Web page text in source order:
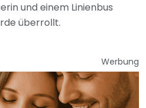
und einem Linienbus
überrollt.
Werbung